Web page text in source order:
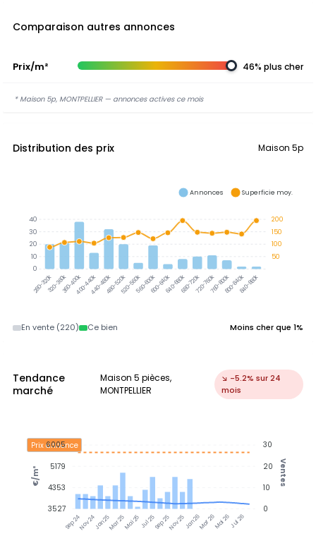
Comparaison autres annonces
Prix/m² 46% plus cher
* Maison 5p, MONTPELLIER — annonces actives ce mois
Distribution des prix Maison 5p
280-320k320-360k360-400k400-440k440-480k480-520k520-560k560-600k600-640k640-680k680-720k720-760k760-800k800-840k840-880k
200
150
100
50
40
30
20
10
0
Annonces Superficie moy.
En vente (220) Ce bien Moins cher que 1%
Tendance
marché
Maison 5 pièces,
MONTPELLIER
↘ -5.2% sur 24
mois
Sep 24Nov 24Jan 25Mar 25Mai 25Jul 25Sep 25Nov 25Jan 26Mar 26Mai 26Jul 26
Prix annonce 30
20
10
0
Ventes
6005
5179
4353
3527
€/m²